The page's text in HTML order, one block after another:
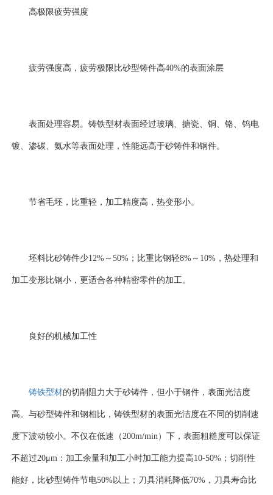
高极限疲劳强度
疲劳强度高，疲劳极限比砂型铸件高40%的表面涂层
表面处理容易。铸铁型材表面经过玻璃、搪瓷、铜、铬、钨电
镀、渗碳、氨水等表面处理，性能远高于砂铸件和钢件。
节省毛坯，比重轻，加工精度高，热变形小。
坯料比砂铸件少12%～50%；比重比钢轻8%～10%，热处理和
加工变形比钢小，更适合各种精密零件的加工。
良好的机械加工性
铸铁型材的切削阻力大于砂铸件，但小于钢件，表面光洁度
高。与砂型铸件和钢相比，铸铁型材的表面光洁度在不同的切削速
度下波动较小。不仅在低速（200m/min）下，表面粗糙度可以保证
不超过20μm：加工余量和加工小时加工能力提高10-50%；切削性
能好，比砂型铸件节电50%以上；刀具消耗降低70%，刀具寿命比